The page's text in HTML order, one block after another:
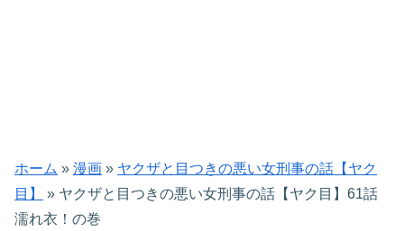
ホーム » 漫画 » ヤクザと目つきの悪い女刑事の話【ヤク
目】
» ヤクザと目つきの悪い女刑事の話【ヤク目】61話
濡れ衣！の巻